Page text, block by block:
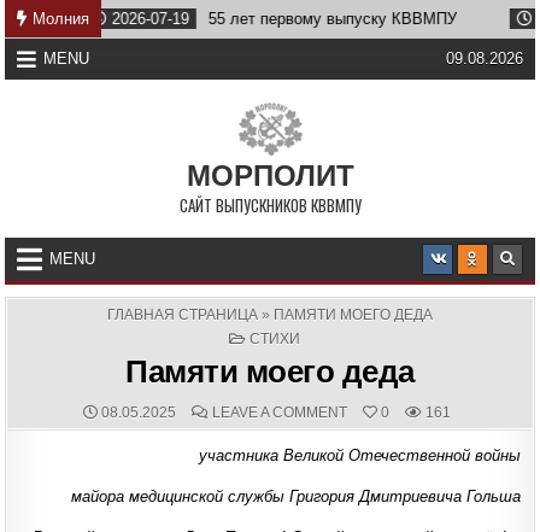
Skip
to
content
Молния2026-07-19 55 лет первому выпуску КВВМПУ
MENU 09.08.2026
МОРПОЛИТ
САЙТ ВЫПУСКНИКОВ КВВМПУ
MENU
ГЛАВНАЯ СТРАНИЦА » ПАМЯТИ МОЕГО ДЕДА
POSTED
СТИХИ
Памяти моего деда
PUBLISHED
DATE:
08.05.2025 COMMENTS:
LEAVE A COMMENTON
ПАМЯТИ
ДЕДА
0 161
участника Великой Отечественной войны
майора медицинской службы Григория Дмитриевича Гольша